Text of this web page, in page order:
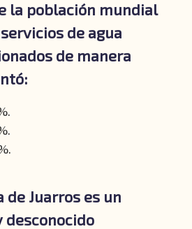
la población mundial
de agua
de manera
de Juarros es un
desconocido